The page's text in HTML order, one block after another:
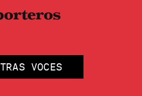
VOCES